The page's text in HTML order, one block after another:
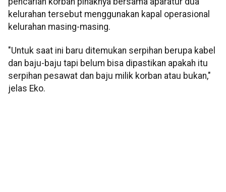
kelurahan tersebut menggunakan kapal operasional
kelurahan masing-masing.
"Untuk saat ini baru ditemukan serpihan berupa kabel
dan baju-baju tapi belum bisa dipastikan apakah itu
serpihan pesawat dan baju milik korban atau bukan,"
jelas Eko.